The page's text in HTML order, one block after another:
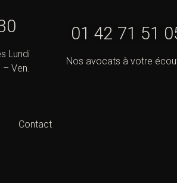
Lundi
– Ven.
01 42 71 51
Nos avocats à votre
Contact